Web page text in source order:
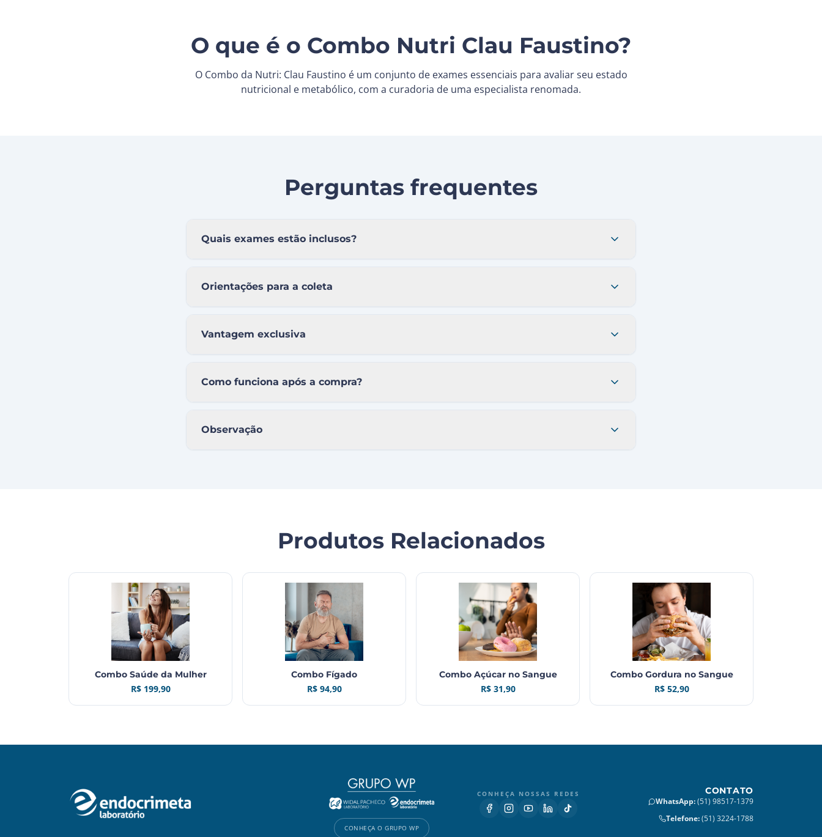
O que é o Combo Nutri Clau Faustino?
O Combo da Nutri: Clau Faustino é um conjunto de exames essenciais para avaliar seu estado
nutricional e metabólico, com a curadoria de uma especialista renomada.
Perguntas frequentes
Quais exames estão inclusos?
Orientações para a coleta
Vantagem exclusiva
Como funciona após a compra?
Observação
Produtos Relacionados
Combo Saúde da Mulher
R$ 199,90
Combo Fígado
R$ 94,90
Combo Açúcar no Sangue
R$ 31,90
Combo Gordura no Sangue
R$ 52,90
CONHEÇA O GRUPO WP
CONHEÇA NOSSAS REDES CONTATO
WhatsApp:(51) 98517-1379
Telefone:(51) 3224-1788